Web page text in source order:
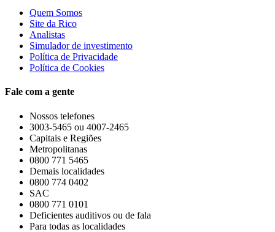
Quem Somos
Site da Rico
Analistas
Simulador de investimento
Política de Privacidade
Política de Cookies
Fale com a gente
Nossos telefones
3003-5465 ou 4007-2465
Capitais e Regiões
Metropolitanas
0800 771 5465
Demais localidades
0800 774 0402
SAC
0800 771 0101
Deficientes auditivos ou de fala
Para todas as localidades